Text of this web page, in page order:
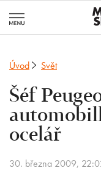
Úvod Svět
Šéf
ocelář
30. března 2009,